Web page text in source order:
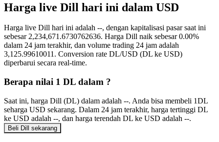
Harga live Dill hari ini dalam USD
Harga live Dill hari ini adalah --, dengan kapitalisasi pasar saat ini
sebesar 2,234,671.6730762636. Harga Dill naik sebesar 0.00%
dalam 24 jam terakhir, dan volume trading 24 jam adalah
3,125.99610011. Conversion rate DL/USD (DL ke USD)
diperbarui secara real-time.
Berapa nilai 1 DL dalam ?
Saat ini, harga Dill (DL) dalam adalah --. Anda bisa membeli 1DL
seharga USD sekarang. Dalam 24 jam terakhir, harga tertinggi DL
ke USD adalah --, dan harga terendah DL ke USD adalah --.
Beli Dill sekarang